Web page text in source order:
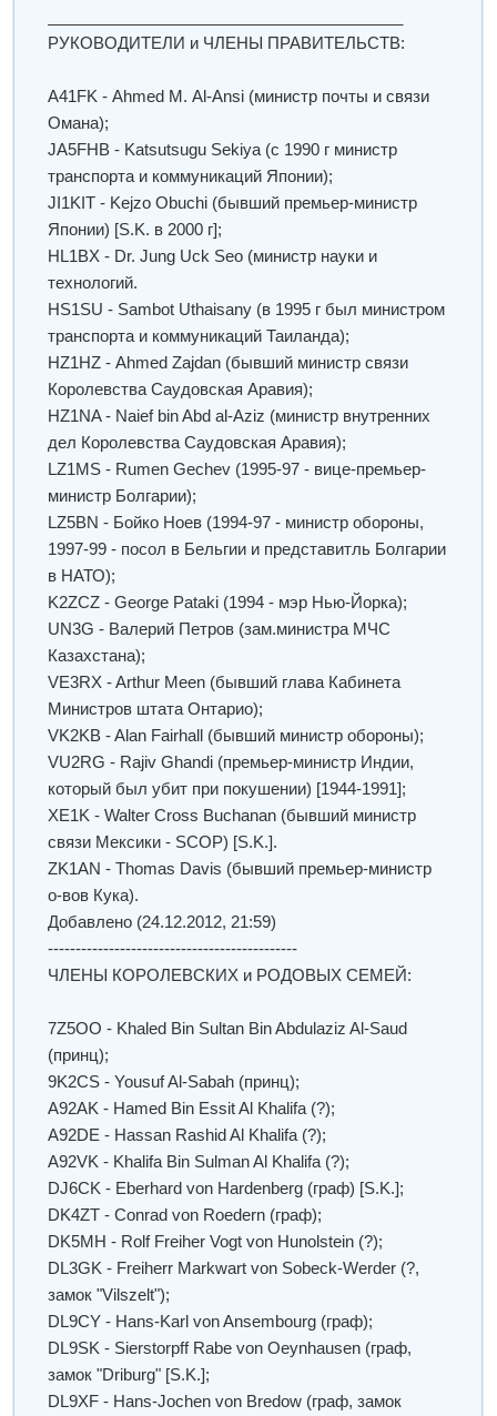
РУКОВОДИТЕЛИ и ЧЛЕНЫ ПРАВИТЕЛЬСТВ:
A41FK - Аhmed М. Al-Ansi (министр почты и связи
Омана);
JA5FHB - Katsutsugu Sekiya (с 1990 г министр
транспорта и коммуникаций Японии);
JI1KIT - Kejzo Obuсhi (бывший премьер-министр
Японии) [S.K. в 2000 г];
HL1BX - Dr. Jung Uck Seo (министр науки и
технологий.
HS1SU - Sambot Uthaisany (в 1995 г был министром
транспорта и коммуникаций Таиланда);
HZ1HZ - Аhmed Zajdan (бывший министр связи
Королевства Саудовская Аравия);
HZ1NA - Naief bin Abd al-Aziz (министр внутренних
дел Королевства Саудовская Аравия);
LZ1MS - Rumen Gechev (1995-97 - вице-премьер-
министр Болгарии);
LZ5BN - Бойко Ноев (1994-97 - министр обороны,
1997-99 - посол в Бельгии и представитль Болгарии
в НАТО);
K2ZCZ - George Pataki (1994 - мэр Нью-Йорка);
UN3G - Валерий Петров (зам.министра МЧС
Казахстана);
VE3RX - Arthur Meen (бывший глава Кабинета
Министров штата Онтарио);
VK2KB - Alan Fairhall (бывший министр обороны);
VU2RG - Rajiv Ghandi (премьер-министр Индии,
который был убит при покушении) [1944-1991];
XE1K - Walter Cross Buchanan (бывший министр
связи Мексики - SCOP) [S.K.].
ZK1AN - Thomas Davis (бывший премьер-министр
о-вов Кука).
Добавлено (24.12.2012, 21:59)
---------------------------------------------
ЧЛЕНЫ КОРОЛЕВСКИХ и РОДОВЫХ СЕМЕЙ:
7Z5OO - Khaled Bin Sultan Bin Abdulaziz Al-Saud
(принц);
9K2CS - Yousuf Al-Sabah (принц);
A92AK - Hamed Bin Essit Al Khalifa (?);
A92DE - Hassan Rashid Al Khalifa (?);
A92VK - Khalifa Bin Sulman Al Khalifa (?);
DJ6CK - Eberhard von Hardenberg (граф) [S.K.];
DK4ZT - Conrad von Roedern (граф);
DK5MH - Rolf Freiher Vogt von Hunolstein (?);
DL3GK - Freiherr Markwart von Sobeck-Werder (?,
замок "Vilszelt");
DL9CY - Hans-Karl von Ansembourg (граф);
DL9SK - Sierstorpff Rabe von Oeynhausen (граф,
замок "Driburg" [S.K.];
DL9XF - Hans-Jochen von Bredow (граф, замок